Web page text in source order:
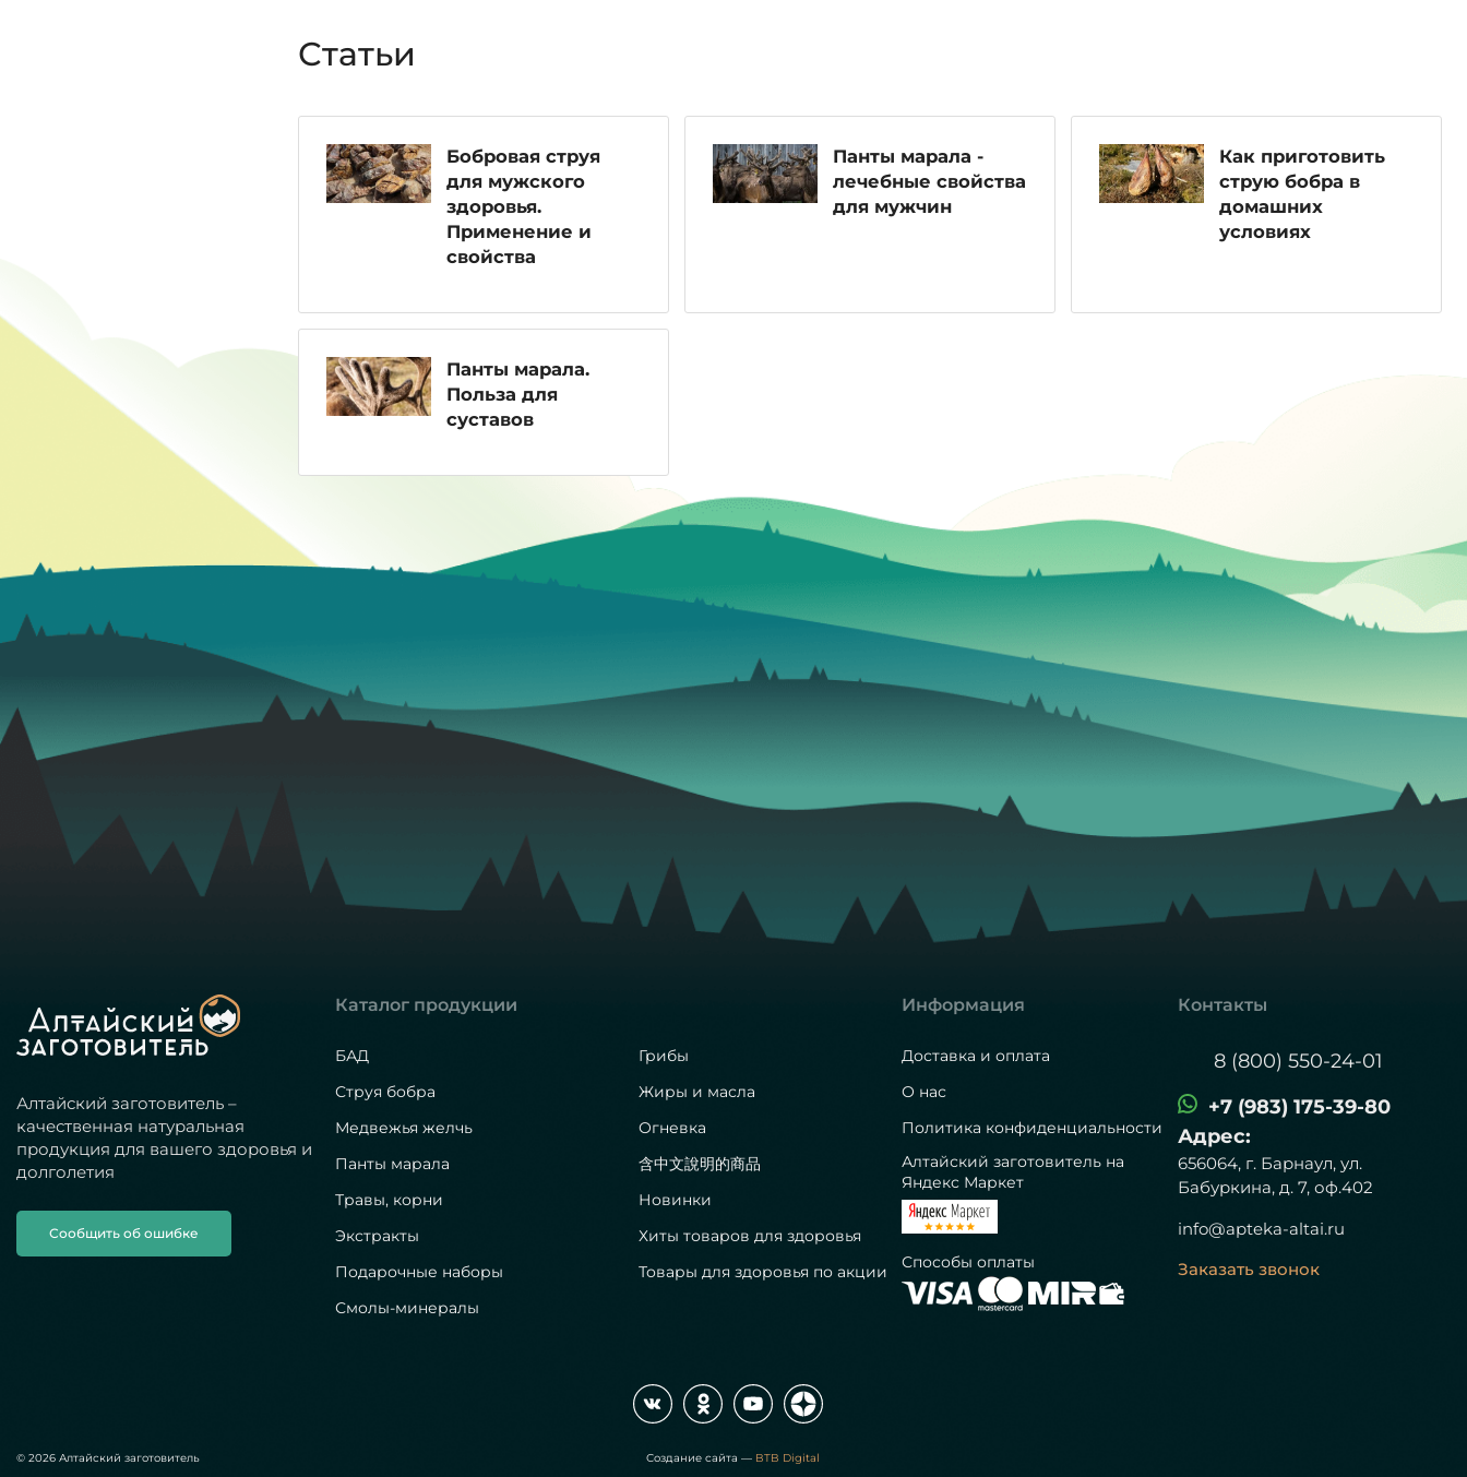
Статьи
Бобровая струя
для мужского
здоровья.
Применение и
свойства
Панты марала -
лечебные свойства
для мужчин
Как приготовить
струю бобра в
домашних
условиях
Панты марала.
Польза для
суставов
Алтайский заготовитель –
качественная натуральная
продукция для вашего здоровья и
долголетия
Сообщить об ошибке
Каталог продукции
БАД
Струя бобра
Медвежья желчь
Панты марала
Травы, корни
Экстракты
Подарочные наборы
Смолы-минералы
Грибы
Жиры и масла
Огневка
含中文說明的商品
Новинки
Хиты товаров для здоровья
Товары для здоровья по акции
Информация
Доставка и оплата
О нас
Политика конфиденциальности
Алтайский заготовитель на
Яндекс Маркет
Способы оплаты
Контакты
8 (800) 550-24-01
+7 (983) 175-39-80
Адрес:
656064, г. Барнаул, ул.
Бабуркина, д. 7, оф.402
info@apteka-altai.ru
Заказать звонок
© 2026 Алтайский заготовитель Создание сайта — BTB Digital